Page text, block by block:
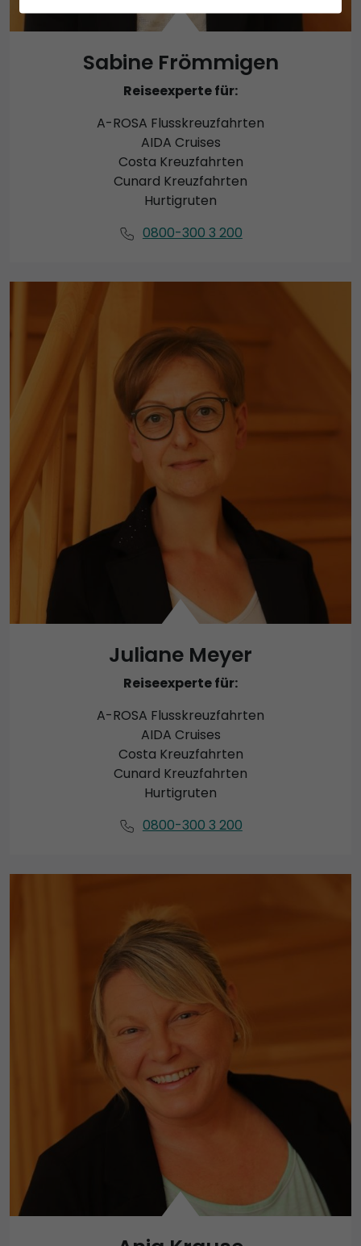
Sabine Frömmigen
Reiseexperte für:
A-ROSA Flusskreuzfahrten
AIDA Cruises
Costa Kreuzfahrten
Cunard Kreuzfahrten
Hurtigruten
0800-300 3 200
Juliane Meyer
Reiseexperte für:
A-ROSA Flusskreuzfahrten
AIDA Cruises
Costa Kreuzfahrten
Cunard Kreuzfahrten
Hurtigruten
0800-300 3 200